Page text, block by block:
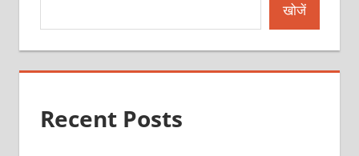
खोजें
Recent Posts